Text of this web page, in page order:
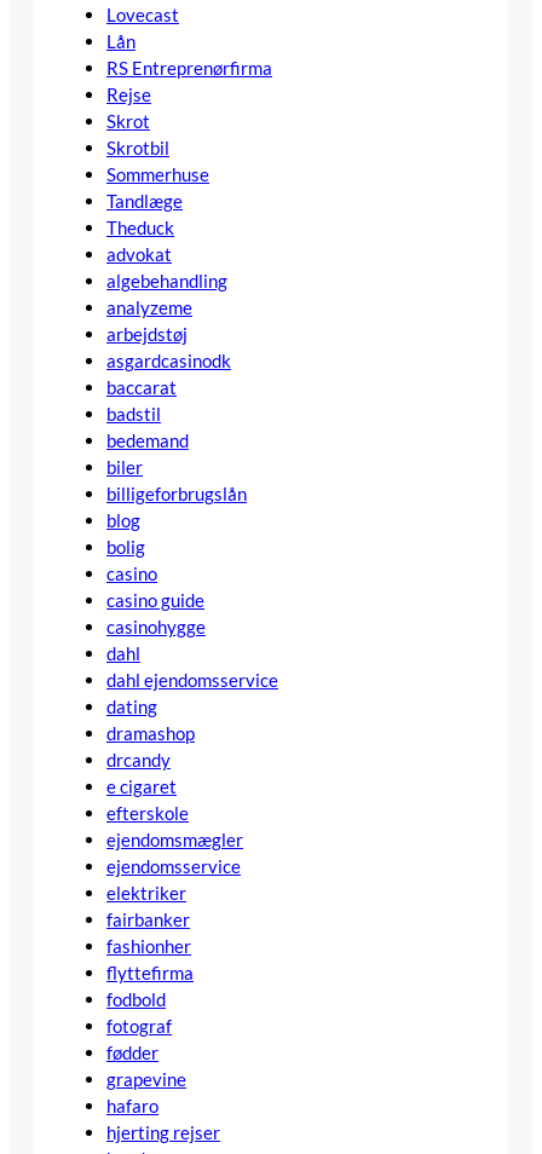
Lovecast
Lån
RS Entreprenørfirma
Rejse
Skrot
Skrotbil
Sommerhuse
Tandlæge
Theduck
advokat
algebehandling
analyzeme
arbejdstøj
asgardcasinodk
baccarat
badstil
bedemand
biler
billigeforbrugslån
blog
bolig
casino
casino guide
casinohygge
dahl
dahl ejendomsservice
dating
dramashop
drcandy
e cigaret
efterskole
ejendomsmægler
ejendomsservice
elektriker
fairbanker
fashionher
flyttefirma
fodbold
fotograf
fødder
grapevine
hafaro
hjerting rejser